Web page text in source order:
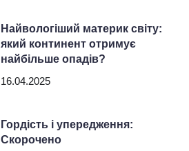
Найвологіший материк світу:
який континент отримує
найбільше опадів?
16.04.2025
Гордість і упередження:
Скорочено